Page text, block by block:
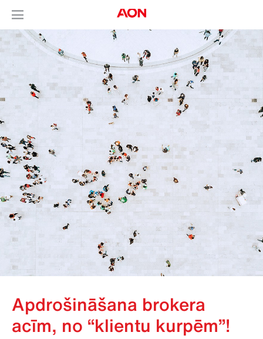
Apdrošināšana brokera
acīm, no “klientu kurpēm”!